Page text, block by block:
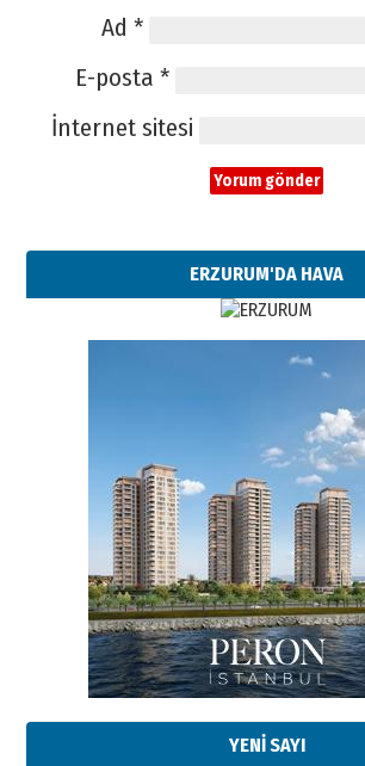
Ad *
E-posta *
İnternet sitesi
ERZURUM'DA HAVA
YENİ SAYI
Esat BİNDESEN
Başkan Sekmen’den Erzurum’a
bir vizyon proje daha!
02 Ağustos 2026 Pazar
Kadir SABUNCUOĞLU
Erzurumspor’un köşe taşları
29 Haziran 2026 Pazartesi
Kenan GÜLERCİ